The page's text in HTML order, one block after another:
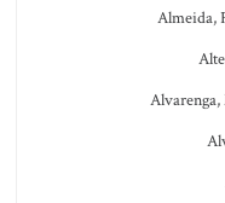
Almeida,